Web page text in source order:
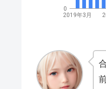
2019年3月
0